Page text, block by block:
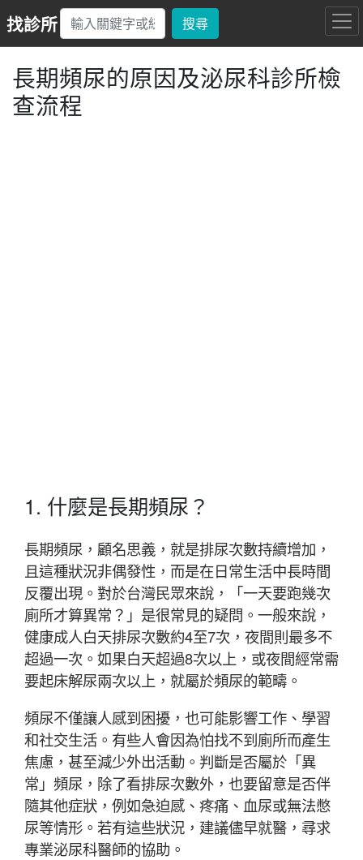
找診所 搜尋
長期頻尿的原因及泌尿科診所檢
查流程
1. 什麼是長期頻尿？
長期頻尿，顧名思義，就是排尿次數持續增加，
且這種狀況非偶發性，而是在日常生活中長時間
反覆出現。對於台灣民眾來說，「一天要跑幾次
廁所才算異常？」是很常見的疑問。一般來說，
健康成人白天排尿次數約4至7次，夜間則最多不
超過一次。如果白天超過8次以上，或夜間經常需
要起床解尿兩次以上，就屬於頻尿的範疇。
頻尿不僅讓人感到困擾，也可能影響工作、學習
和社交生活。有些人會因為怕找不到廁所而產生
焦慮，甚至減少外出活動。判斷是否屬於「異
常」頻尿，除了看排尿次數外，也要留意是否伴
隨其他症狀，例如急迫感、疼痛、血尿或無法憋
尿等情形。若有這些狀況，建議儘早就醫，尋求
專業泌尿科醫師的協助。